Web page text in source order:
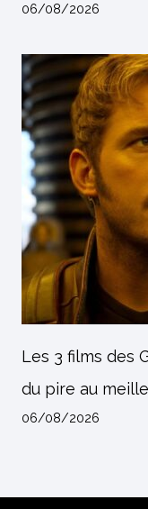
06/08/2026
Les 3 films des
du pire au
06/08/2026